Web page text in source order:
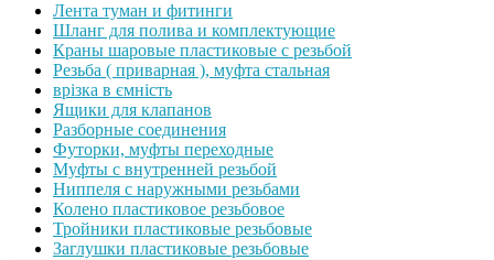
Лента туман и фитинги
Шланг для полива и комплектующие
Краны шаровые пластиковые с резьбой
Резьба ( приварная ), муфта стальная
врізка в ємність
Ящики для клапанов
Разборные соединения
Футорки, муфты переходные
Муфты с внутренней резьбой
Ниппеля с наружными резьбами
Колено пластиковое резьбовое
Тройники пластиковые резьбовые
Заглушки пластиковые резьбовые